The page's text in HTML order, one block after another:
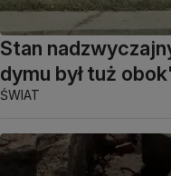
Stan
dymu był tuż
ŚWIAT